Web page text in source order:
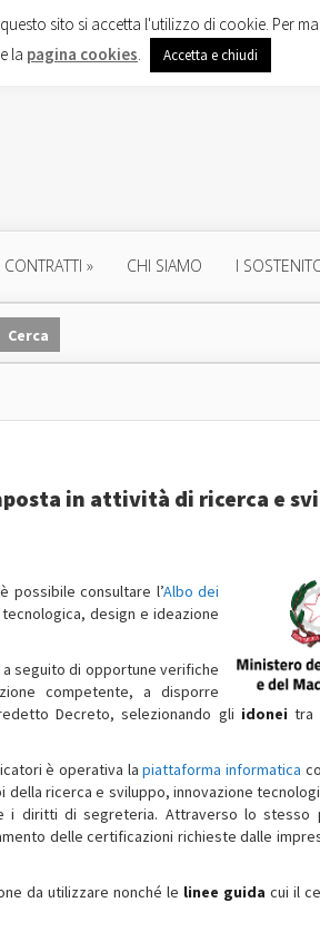
CONTRATTI » CHI SIAMO I
in attività di ricerca e
possibile consultare l’Albo dei
design e ideazione
seguito di opportune verifiche
competente, a disporre
Decreto, selezionando gli idonei tra
è operativa lapiattaforma informatica
ricerca e sviluppo, innovazione
i diritti di segreteria. Attraverso lo stesso
delle certificazioni richieste dalle
da utilizzare nonché le linee guida cui il
sito si accetta l'utilizzo di cookie. Per
la pagina cookies. Accetta e chiudi